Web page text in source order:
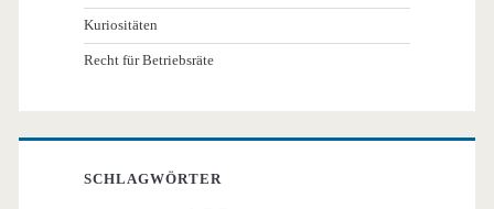
Kuriositäten
Recht für Betriebsräte
SCHLAGWÖRTER